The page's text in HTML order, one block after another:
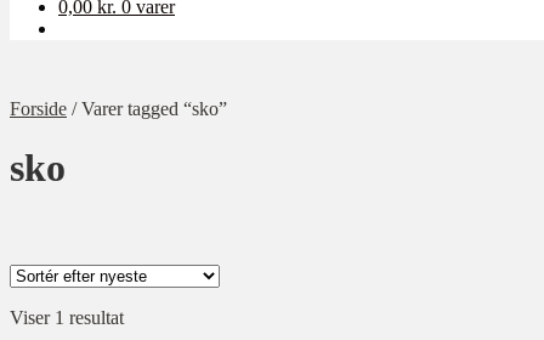
0,00 kr. 0 varer
Forside /Varer tagged “sko”
sko
Kategori
Viser 1 resultat